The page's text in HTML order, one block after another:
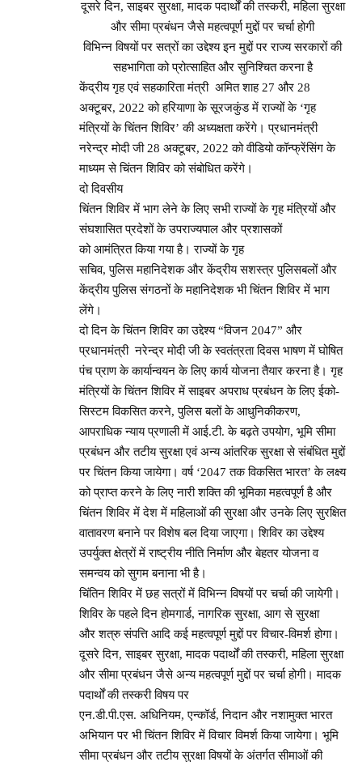
दूसरे दिन, साइबर सुरक्षा, मादक पदार्थों की तस्करी, महिला सुरक्षा
और सीमा प्रबंधन जैसे महत्वपूर्ण मुद्दों पर चर्चा होगी
विभिन्न विषयों पर सत्रों का उद्देश्य इन मुद्दों पर राज्य सरकारों की
सहभागिता को प्रोत्साहित और सुनिश्चित करना है
केंद्रीय गृह एवं सहकारिता मंत्री अमित शाह 27 और 28
अक्टूबर, 2022 को हरियाणा के सूरजकुंड में राज्यों के ‘गृह
मंत्रियों के चिंतन शिविर’ की अध्यक्षता करेंगे। प्रधानमंत्री
नरेन्द्र मोदी जी 28 अक्टूबर, 2022 को वीडियो कॉन्फ्रेंसिंग के
माध्यम से चिंतन शिविर को संबोधित करेंगे।
दो दिवसीय
चिंतन शिविर में भाग लेने के लिए सभी राज्यों के गृह मंत्रियों और
संघशासित प्रदेशों के उपराज्यपाल और प्रशासकों
को आमंत्रित किया गया है। राज्यों के गृह
सचिव, पुलिस महानिदेशक और केंद्रीय सशस्त्र पुलिसबलों और
केंद्रीय पुलिस संगठनों के महानिदेशक भी चिंतन शिविर में भाग
लेंगे।
दो दिन के चिंतन शिविर का उद्देश्य “विजन 2047” और
प्रधानमंत्री नरेन्द्र मोदी जी के स्वतंत्रता दिवस भाषण में घोषित
पंच प्राण के कार्यान्वयन के लिए कार्य योजना तैयार करना है। गृह
मंत्रियों के चिंतन शिविर में साइबर अपराध प्रबंधन के लिए ईको-
सिस्टम विकसित करने, पुलिस बलों के आधुनिकीकरण,
आपराधिक न्याय प्रणाली में आई.टी. के बढ़ते उपयोग, भूमि सीमा
प्रबंधन और तटीय सुरक्षा एवं अन्य आंतरिक सुरक्षा से संबंधित मुद्दों
पर चिंतन किया जायेगा। वर्ष ‘2047 तक विकसित भारत’ के लक्ष्य
को प्राप्त करने के लिए नारी शक्ति की भूमिका महत्वपूर्ण है और
चिंतन शिविर में देश में महिलाओं की सुरक्षा और उनके लिए सुरक्षित
वातावरण बनाने पर विशेष बल दिया जाएगा। शिविर का उद्देश्य
उपर्युक्त क्षेत्रों में राष्ट्रीय नीति निर्माण और बेहतर योजना व
समन्वय को सुगम बनाना भी है।
चिंतिन शिविर में छह सत्रों में विभिन्न विषयों पर चर्चा की जायेगी।
शिविर के पहले दिन होमगार्ड, नागरिक सुरक्षा, आग से सुरक्षा
और शत्रु संपत्ति आदि कई महत्वपूर्ण मुद्दों पर विचार-विमर्श होगा।
दूसरे दिन, साइबर सुरक्षा, मादक पदार्थों की तस्करी, महिला सुरक्षा
और सीमा प्रबंधन जैसे अन्य महत्वपूर्ण मुद्दों पर चर्चा होगी। मादक
पदार्थों की तस्करी विषय पर
एन.डी.पी.एस. अधिनियम, एन्कॉर्ड, निदान और नशामुक्त भारत
अभियान पर भी चिंतन शिविर में विचार विमर्श किया जायेगा। भूमि
सीमा प्रबंधन और तटीय सुरक्षा विषयों के अंतर्गत सीमाओं की